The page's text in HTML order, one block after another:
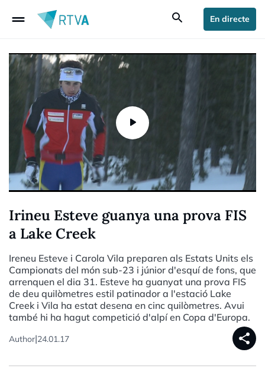
drag_handle search En directe
Irineu Esteve guanya una prova FIS
a Lake Creek
Ireneu Esteve i Carola Vila preparen als Estats Units els
Campionats del món sub-23 i júnior d'esquí de fons, que
arrenquen el dia 31. Esteve ha guanyat una prova FIS
de deu quilòmetres estil patinador a l'estació Lake
Creek i Vila ha estat desena en cinc quilòmetres. Avui
també hi ha hagut competició d'alpí en Copa d'Europa.
Author|24.01.17 share